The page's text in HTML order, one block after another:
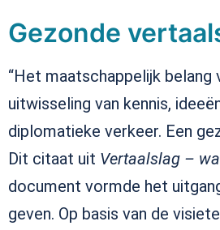
Gezonde
“Het maatschappelijk
uitwisseling van kennis,
diplomatieke verkeer. Een
Dit citaat uit Vertaalslag –
document vormde het
geven. Op basis van de